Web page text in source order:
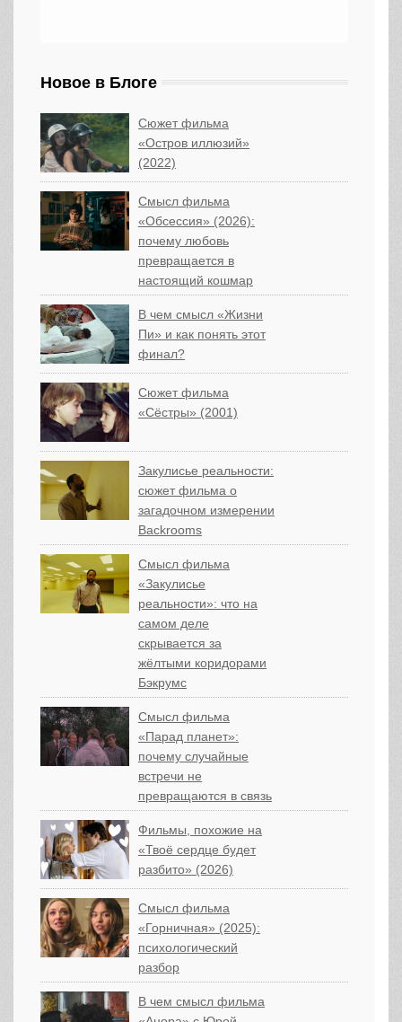
Новое в Блоге
Сюжет фильма
«Остров иллюзий»
(2022)
Смысл фильма
«Обсессия» (2026):
почему любовь
превращается в
настоящий кошмар
В чем смысл «Жизни
Пи» и как понять этот
финал?
Сюжет фильма
«Сёстры» (2001)
Закулисье реальности:
сюжет фильма о
загадочном измерении
Backrooms
Смысл фильма
«Закулисье
реальности»: что на
самом деле
скрывается за
жёлтыми коридорами
Бэкрумс
Смысл фильма
«Парад планет»:
почему случайные
встречи не
превращаются в связь
Фильмы, похожие на
«Твоё сердце будет
разбито» (2026)
Смысл фильма
«Горничная» (2025):
психологический
разбор
В чем смысл фильма